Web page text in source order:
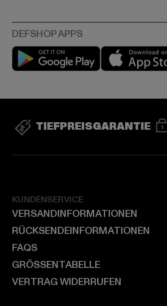
Play market
TIEFPREISGARANTIE
KUNDENSERVICE
VERSANDINFORMATIONEN
RÜCKSENDEINFORMATIONEN
FAQS
GRÖSSENTABELLE
VERTRAG WIDERRUFEN